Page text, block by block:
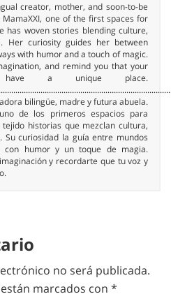
creator, mother, and soon-to-be
one of the first spaces for
has woven stories blending culture,
Her curiosity guides her between
with humor and a touch of magic.
and remind you that your
a unique place.
bilingüe, madre y futura abuela.
de los primeros espacios para
tejido historias que mezclan cultura,
Su curiosidad la guía entre mundos
con humor y un toque de magia.
y recordarte que tu voz y
no será publicada.
marcados con *